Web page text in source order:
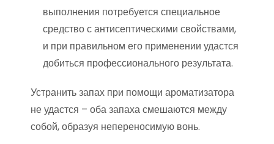
выполнения потребуется специальное
средство с антисептическими свойствами,
и при правильном его применении удастся
добиться профессионального результата.
Устранить запах при помощи ароматизатора
не удастся – оба запаха смешаются между
собой, образуя непереносимую вонь.